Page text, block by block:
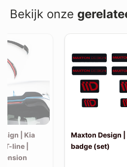
Bekijk onze
| Kia
line |
Maxton Design |
badge (set)